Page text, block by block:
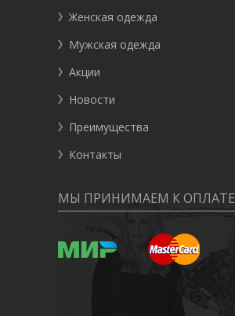
Женская одежда
Мужская одежда
Акции
Новости
Преимущества
Контакты
МЫ ПРИНИМАЕМ К ОПЛАТЕ